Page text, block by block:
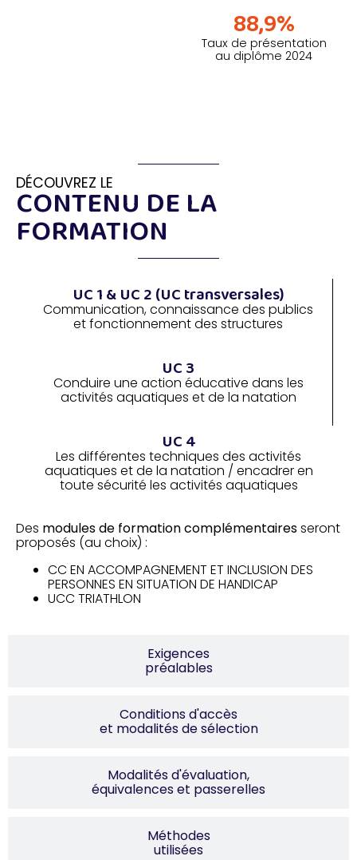
88,9%
Taux de présentation
au diplôme 2024
Exigences
préalables
Conditions d'accès
et modalités de sélection
Modalités d'évaluation,
équivalences et passerelles
Méthodes
utilisées
DÉCOUVREZ LE
CONTENU DE LA
FORMATION
UC 1 & UC 2 (UC transversales)
Communication, connaissance des publics
et fonctionnement des structures
UC 3
Conduire une action éducative dans les
activités aquatiques et de la natation
UC 4
Les différentes techniques des activités
aquatiques et de la natation / encadrer en
toute sécurité les activités aquatiques
Des modules de formation complémentairesseront
proposés (au choix) :
CC EN ACCOMPAGNEMENT ET INCLUSION DES
PERSONNES EN SITUATION DE HANDICAP
UCC TRIATHLON